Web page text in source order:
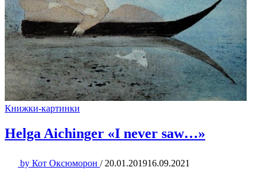
Книжки-картинки
Helga Aichinger «I never saw…»
by Кот Оксюморон / 20.01.201916.09.2021